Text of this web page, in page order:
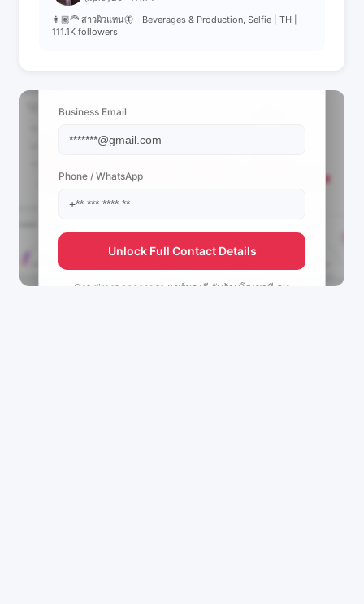
👩🏽‍🦰 สาวผิวแทน🦋 - Beverages & Production, Selfie | TH |
111.1K followers
Business Email
Phone / WhatsApp
Unlock Full Contact Details
Get direct access to แชร์ของดี กับร้านโรงชาทีเจ's